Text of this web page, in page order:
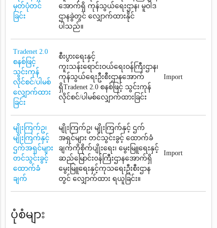
မှတ်ပုံတင်
ခြင်း
အောက်ရှိ ကုန်သွယ်ရေးဌာန၊ မူဝါဒ
ဌာနခွဲတွင် လျှောက်ထားနိုင်
ပါသည်။
Tradenet 2.0
စနစ်ဖြင့်
သွင်းကုန်
လိုင်စင်/ပါမစ်
လျှောက်ထား
ခြင်း
စီးပွားရေးနှင့်
ကူးသန်းရောင်းဝယ်ရေးဝန်ကြီးဌာန၊
ကုန်သွယ်ရေးဦးစီးဌာနအောက်
ရှိTradenet 2.0 စနစ်ဖြင့် သွင်းကုန်
လိုင်စင်/ပါမစ်လျှောက်ထားခြင်း
Import
မျိုးကြက်ဥ၊
မျိုးကြက်နှင့်
ဌက်အရှင်များ
တင်သွင်းခွင့်
ထောက်ခံ
ချက်
မျိုးကြက်ဥ၊ မျိုးကြက်နှင့် ဌက်
အရှင်များ တင်သွင်းခွင့် ထောက်ခံ
ချက်ကိုစိုက်ပျိုးရေး၊ မွေးမြူရေးနှင့်
ဆည်မြောင်း၀န်ကြီးဌာနအောက်ရှိ
မွေးမြူရေးနှင့်ကုသရေးဦးစီးဌာန
တွင် လျှောက်ထား ရယူခြင်း။
Import
ပုံစံများ